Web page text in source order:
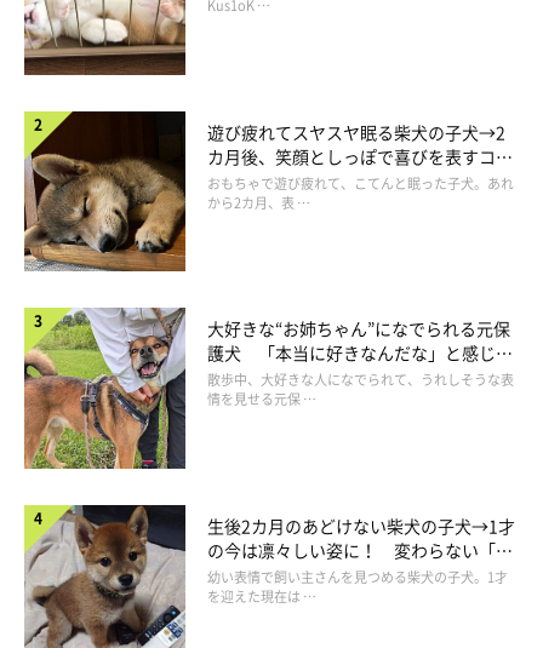
長！
Kus1oK …
遊び疲れてスヤスヤ眠る柴犬の子犬→2
カ月後、笑顔としっぽで喜びを表すコに
成長！
おもちゃで遊び疲れて、こてんと眠った子犬。あれ
から2カ月、表 …
大好きな“お姉ちゃん”になでられる元保
護犬 「本当に好きなんだな」と感じる
表情にほっこり
散歩中、大好きな人になでられて、うれしそうな表
情を見せる元保 …
生後2カ月のあどけない柴犬の子犬→1才
の今は凛々しい姿に！ 変わらない「く
りくりおめめ」にもほっこり
幼い表情で飼い主さんを見つめる柴犬の子犬。1才
を迎えた現在は …